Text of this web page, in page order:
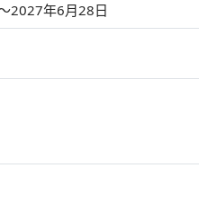
2027年6月28日